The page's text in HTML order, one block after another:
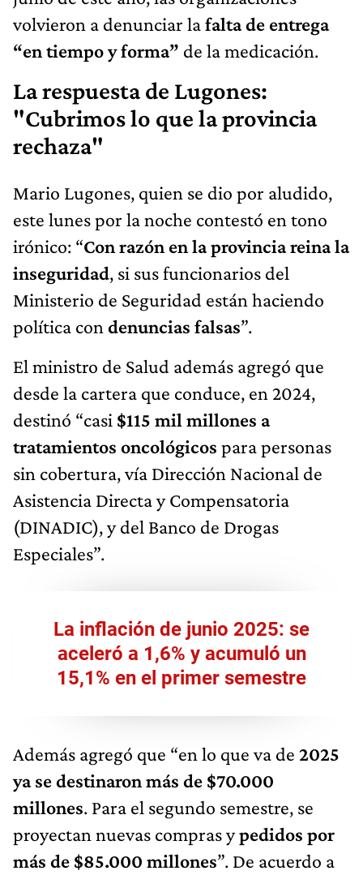
volvieron a denunciar lafalta de entrega
“en tiempo y forma” de la medicación.
La respuesta de Lugones:
"Cubrimos lo que la provincia
rechaza"
Mario Lugones, quien se dio por aludido,
este lunes por la noche contestó en tono
irónico: “Con razón en la provincia reina la
inseguridad, si sus funcionarios del
Ministerio de Seguridad están haciendo
política con denuncias falsas”.
El ministro de Salud además agregó que
desde la cartera que conduce, en 2024,
destinó “casi $115 mil millones a
tratamientos oncológicos para personas
sin cobertura, vía Dirección Nacional de
Asistencia Directa y Compensatoria
(DINADIC), y del Banco de Drogas
Especiales”.
La inflación de junio 2025: se
aceleró a 1,6% y acumuló un
15,1% en el primer semestre
Además agregó que “en lo que va de 2025
ya se destinaron más de $70.000
millones. Para el segundo semestre, se
proyectan nuevas compras ypedidos por
más de $85.000 millones”. De acuerdo a